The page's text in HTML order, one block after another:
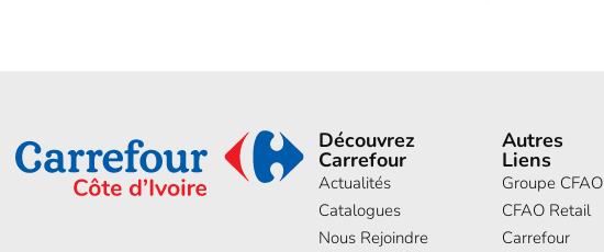
Découvrez
Carrefour
Actualités
Catalogues
Nous Rejoindre
Autres
Liens
Groupe CFAO
CFAO Retail
Carrefour